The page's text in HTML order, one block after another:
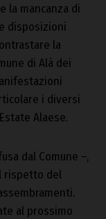
la mancanza di
disposizioni
la
di Alà dei
i diversi
Alaese.
dal Comune –,
rispetto del
al prossimo